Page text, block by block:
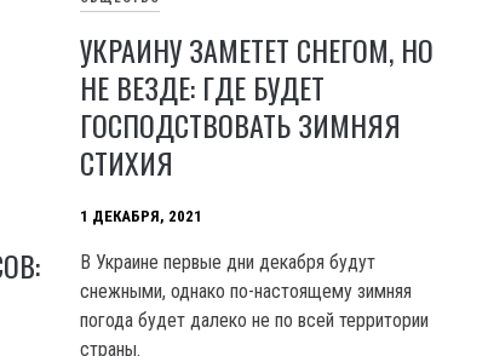
УКРАИНУ ЗАМЕТЕТ СНЕГОМ, НО
НЕ ВЕЗДЕ: ГДЕ БУДЕТ
ГОСПОДСТВОВАТЬ ЗИМНЯЯ
СТИХИЯ
1 ДЕКАБРЯ, 2021
В Украине первые дни декабря будут
снежными, однако по-настоящему зимняя
погода будет далеко не по всей территории
страны.